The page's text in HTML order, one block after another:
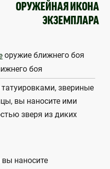
ОРУЖЕЙНАЯ ИКОНА
ЭКЗЕМПЛАРА
оружие ближнего боя
боя
звериные
вы наносите ими
зверя из диких
наносите